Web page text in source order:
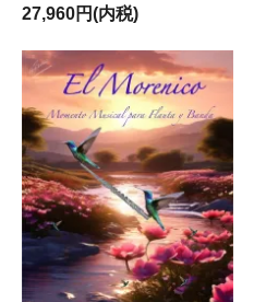
27,960円(内税)